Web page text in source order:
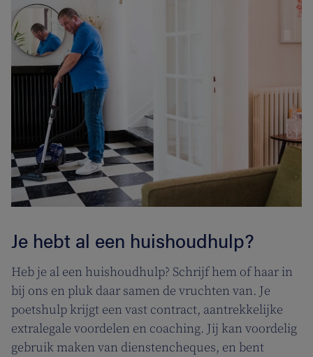
Je hebt al een huishoudhulp?
Heb je al een huishoudhulp? Schrijf hem of haar in
bij ons en pluk daar samen de vruchten van. Je
poetshulp krijgt een vast contract, aantrekkelijke
extralegale voordelen en coaching. Jij kan voordelig
gebruik maken van dienstencheques, en bent